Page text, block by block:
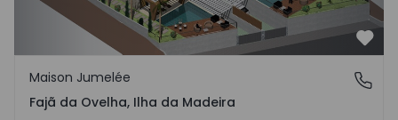
Fajã da Ovelha, Ilha da Madeira
Maison Jumelée
Fajã da Ovelha, Ilha da Madeira